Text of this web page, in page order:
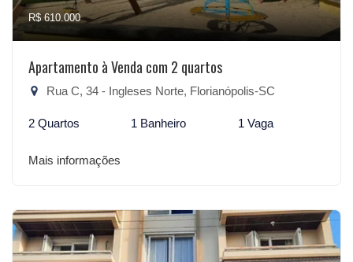
R$ 610.000
Apartamento à Venda com 2 quartos
Rua C, 34 - Ingleses Norte, Florianópolis-SC
2 Quartos 1 Banheiro 1 Vaga
Mais informações